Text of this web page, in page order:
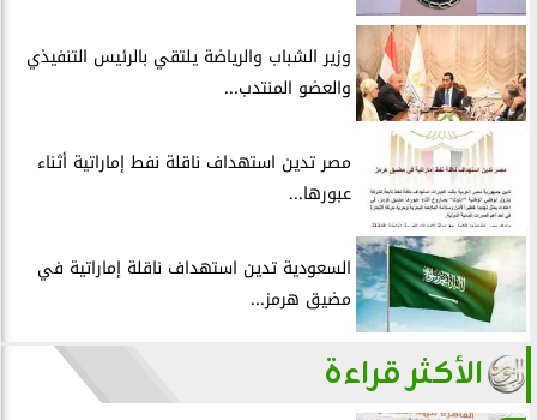
وزير الشباب والرياضة يلتقي بالرئيس التنفيذي
والعضو المنتدب...
مصر تدين استهداف ناقلة نفط إماراتية أثناء
عبورها...
السعودية تدين استهداف ناقلة إماراتية في
مضيق هرمز...
الأكثر قراءة